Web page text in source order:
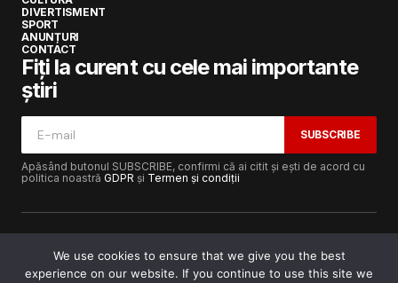
DIVERTISMENT
SPORT
ANUNȚURI
CONTACT
Fiți la curent cu cele mai importante
știri
SUBSCRIBE
Apăsând butonul SUBSCRIBE, confirmi că ai citit și ești de acord cu
politica noastră GDPR și Termen și condiții
Copyright © 2017-2025Lugojeanul.ro· Toate drepturile
We use cookies to ensure that we give you the best
experience on our website. If you continue to use this site we